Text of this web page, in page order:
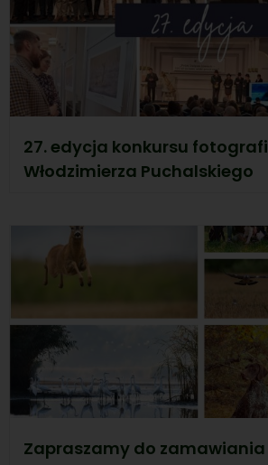
27. edycja konkursu
Włodzimierza Puchalskiego
Zapraszamy do